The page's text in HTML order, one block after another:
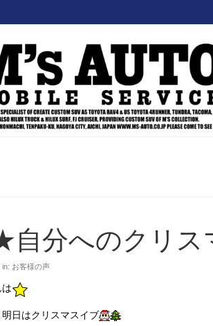
分へのクリス
in: お客様の声
は
明日はクリスマスイブ